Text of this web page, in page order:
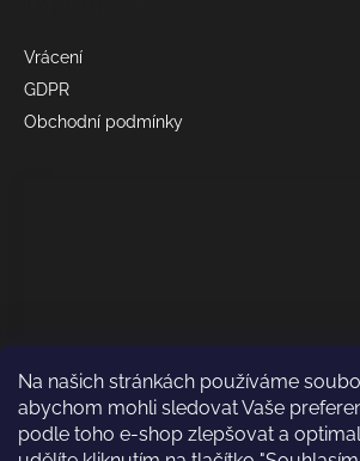
Na našich stránkách používáme
abychom mohli sledovat Vaše
podle toho e-shop zlepšovat a
Vrácení
GDPR
Obchodní podmínky